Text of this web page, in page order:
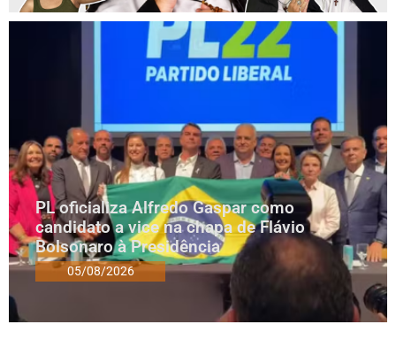
PL oficializa Alfredo Gaspar como
candidato a vice na chapa de Flávio
Bolsonaro à Presidência
05/08/2026